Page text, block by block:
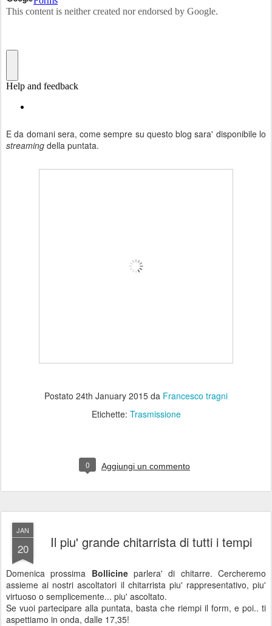
E da domani sera, come sempre su questo blog sara' disponibile lo
streaming della puntata.
Postato 24th January 2015 da Francesco tragni
Etichette: Trasmissione
0 Aggiungi un commento
JAN
20 Il piu' grande chitarrista di tutti i tempi
Domenica prossima Bollicineparlera' di chitarre. Cercheremo
assieme ai nostri ascoltatori il chitarrista piu' rappresentativo, piu'
virtuoso o semplicemente... piu' ascoltato.
Se vuoi partecipare alla puntata, basta che riempi il form, e poi.. ti
aspettiamo in onda, dalle 17,35!